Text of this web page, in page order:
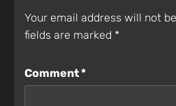
Your email address will not
fields are marked *
Comment*